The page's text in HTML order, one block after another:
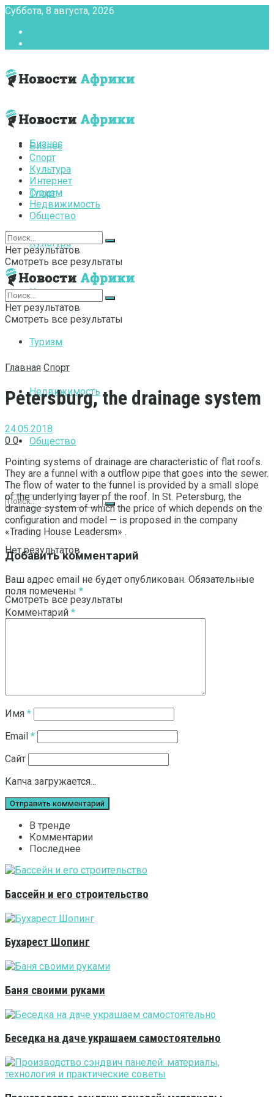
Суббота, 8 августа, 2026
Бизнес
Спорт
Культура
Интернет
Туризм
Недвижимость
Общество
Нет результатов
Смотреть все результаты
Бизнес
Спорт
Культура
Интернет
Туризм
Недвижимость
Общество
Нет результатов
Смотреть все результаты
Нет результатов
Смотреть все результаты
Главная Спорт
Petersburg, the drainage system
24.05.2018
0 0
Pointing systems of drainage are characteristic of flat roofs.
They are a funnel with a outflow pipe that goes into the sewer.
The flow of water to the funnel is provided by a small slope
of the underlying layer of the roof. In St. Petersburg, the
drainage system of which the price of which depends on the
configuration and model — is proposed in the company
«Trading House Leadersm» .
Добавить комментарий
Ваш адрес email не будет опубликован. Обязательные
поля помечены *
Комментарий *
Имя *
Email *
Сайт
Капча загружается...
В тренде
Комментарии
Последнее
Бассейн и его строительство
Бухарест Шопинг
Баня своими руками
Беседка на даче украшаем самостоятельно